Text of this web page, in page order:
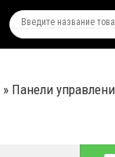
» Панели